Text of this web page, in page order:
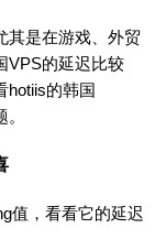
其是在游戏、外贸
VPS的延迟比较
hotiis的韩国
值，看看它的延迟